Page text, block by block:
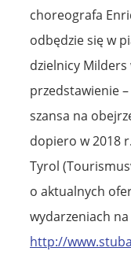
choreografa
odbędzie się w
dzielnicy
przedstawienie
szansa na
dopiero w 2018
Tyrol
o aktualnych
wydarzeniach
http://